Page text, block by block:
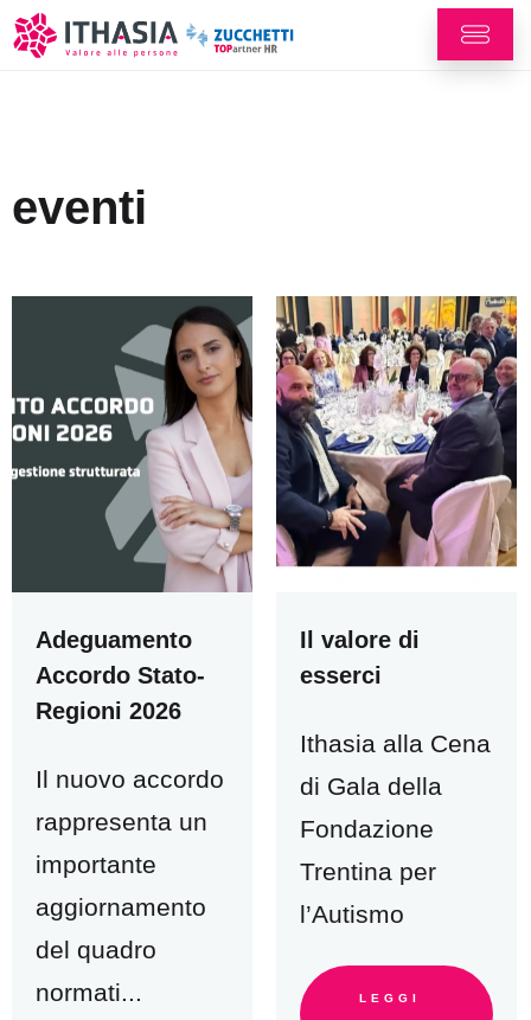
eventi
Adeguamento
Accordo Stato-
Regioni 2026
Il nuovo accordo
rappresenta un
importante
aggiornamento
del quadro
normati...
Il valore di
esserci
Ithasia alla Cena
di Gala della
Fondazione
Trentina per
l’Autismo
LEGGI